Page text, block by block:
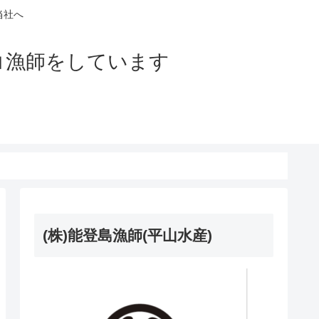
社へ
師をしています
(株)能登島漁師(平山水産)